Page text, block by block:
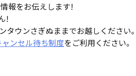
情報をお伝えします!
!
タウンさぎぬままでお越しください
ャンセル待ち制度をご利用ください。